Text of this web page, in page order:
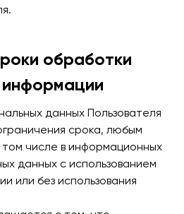
обработки
информации
данных Пользователя
срока, любым
числе в информационных
данных с использованием
или без использования